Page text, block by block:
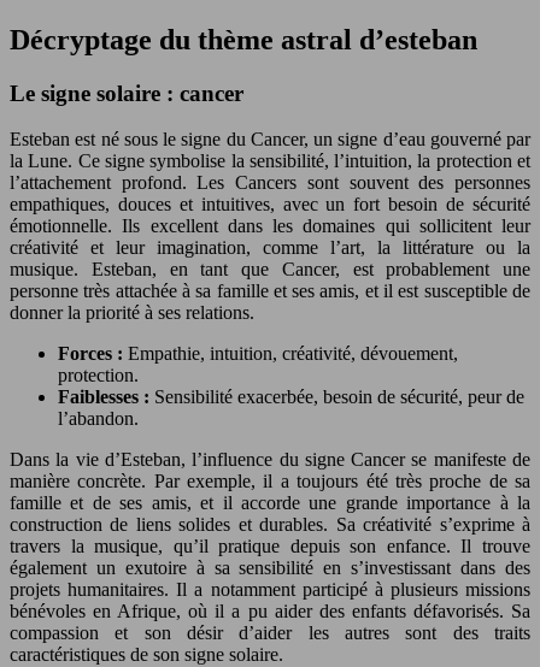
Décryptage du thème astral d’esteban
Le signe solaire : cancer
Esteban est né sous le signe du Cancer, un signe d’eau gouverné par
la Lune. Ce signe symbolise la sensibilité, l’intuition, la protection et
l’attachement profond. Les Cancers sont souvent des personnes
empathiques, douces et intuitives, avec un fort besoin de sécurité
émotionnelle. Ils excellent dans les domaines qui sollicitent leur
créativité et leur imagination, comme l’art, la littérature ou la
musique. Esteban, en tant que Cancer, est probablement une
personne très attachée à sa famille et ses amis, et il est susceptible de
donner la priorité à ses relations.
Forces : Empathie, intuition, créativité, dévouement,
protection.
Faiblesses : Sensibilité exacerbée, besoin de sécurité, peur de
l’abandon.
Dans la vie d’Esteban, l’influence du signe Cancer se manifeste de
manière concrète. Par exemple, il a toujours été très proche de sa
famille et de ses amis, et il accorde une grande importance à la
construction de liens solides et durables. Sa créativité s’exprime à
travers la musique, qu’il pratique depuis son enfance. Il trouve
également un exutoire à sa sensibilité en s’investissant dans des
projets humanitaires. Il a notamment participé à plusieurs missions
bénévoles en Afrique, où il a pu aider des enfants défavorisés. Sa
compassion et son désir d’aider les autres sont des traits
caractéristiques de son signe solaire.